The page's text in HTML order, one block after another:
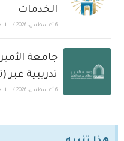
الخدمات
6 أغسطس، 2026 /
جامعة
تدريبية عبر
6 أغسطس، 2026 /